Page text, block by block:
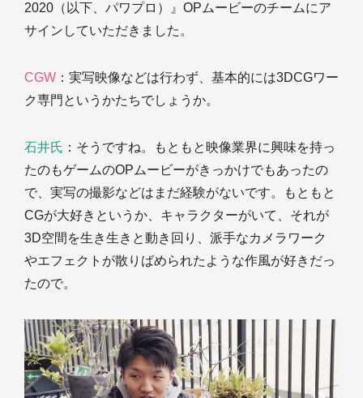
2020（以下、パワプロ）』OPムービーのチームにア
サインしていただきました。
CGW ：実写映像などは行わず、基本的には3DCGワー
ク専門というかたちでしょうか。
石井氏 ：そうですね。もともと映像業界に興味を持っ
たのもゲームのOPムービーがきっかけでもあったの
で、実写の撮影などはまだ経験がないです。もともと
CGが大好きというか、キャラクターがいて、それが
3D空間を生き生きと動き回り、派手なカメラワーク
やエフェクトが散りばめられたような作風が好きだっ
たので。